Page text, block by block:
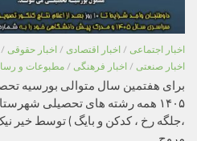
اخبار اجتماعی / اخبار اقتصادی / اخبار حقوقی /
اخبار صنعتی / اخبار فرهنگی / مطبوعات و
برای هفتمین سال متوالی بورسیه
۱۴۰۵ همه رشته های تحصیلی
،جلگه رخ ، کدکن و بایگ ) توسط خیر